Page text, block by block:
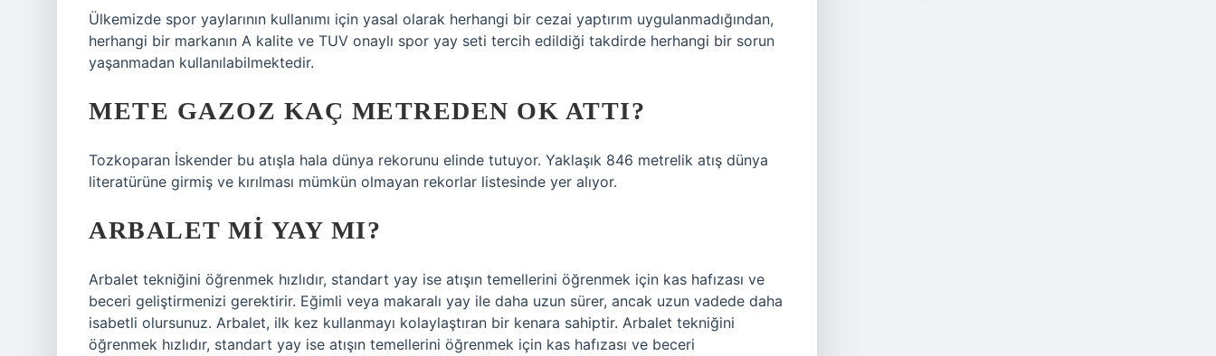
Ülkemizde spor yaylarının kullanımı için yasal olarak herhangi bir cezai yaptırım uygulanmadığından,
herhangi bir markanın A kalite ve TUV onaylı spor yay seti tercih edildiği takdirde herhangi bir sorun
yaşanmadan kullanılabilmektedir.
METE GAZOZ KAÇ METREDEN OK ATTI?
Tozkoparan İskender bu atışla hala dünya rekorunu elinde tutuyor. Yaklaşık 846 metrelik atış dünya
literatürüne girmiş ve kırılması mümkün olmayan rekorlar listesinde yer alıyor.
ARBALET MI YAY MI?
Arbalet tekniğini öğrenmek hızlıdır, standart yay ise atışın temellerini öğrenmek için kas hafızası ve
beceri geliştirmenizi gerektirir. Eğimli veya makaralı yay ile daha uzun sürer, ancak uzun vadede daha
isabetli olursunuz. Arbalet, ilk kez kullanmayı kolaylaştıran bir kenara sahiptir. Arbalet tekniğini
öğrenmek hızlıdır, standart yay ise atışın temellerini öğrenmek için kas hafızası ve beceri